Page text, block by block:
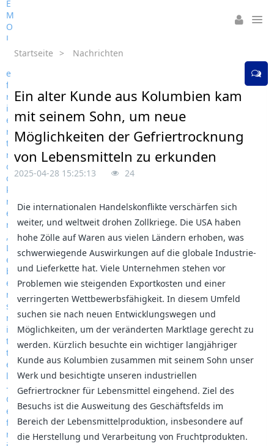
Startseite > Nachrichten
Ein alter Kunde aus Kolumbien kam
mit seinem Sohn, um neue
Möglichkeiten der Gefriertrocknung
von Lebensmitteln zu erkunden
2025-04-28 15:25:13 24
Die internationalen Handelskonflikte verschärfen sich
weiter, und weltweit drohen Zollkriege. Die USA haben
hohe Zölle auf Waren aus vielen Ländern erhoben, was
schwerwiegende Auswirkungen auf die globale Industrie-
und Lieferkette hat. Viele Unternehmen stehen vor
Problemen wie steigenden Exportkosten und einer
verringerten Wettbewerbsfähigkeit. In diesem Umfeld
suchen sie nach neuen Entwicklungswegen und
Möglichkeiten, um der veränderten Marktlage gerecht zu
werden. Kürzlich besuchte ein wichtiger langjähriger
Kunde aus Kolumbien zusammen mit seinem Sohn unser
Werk und besichtigte unseren industriellen
Gefriertrockner für Lebensmittel eingehend. Ziel des
Besuchs ist die Ausweitung des Geschäftsfelds im
Bereich der Lebensmittelproduktion, insbesondere auf
die Herstellung und Verarbeitung von Fruchtprodukten.